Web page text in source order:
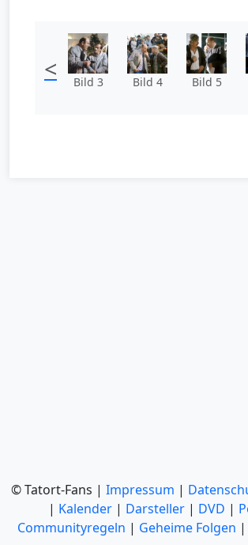
< Bild 3 Bild 4 Bild 5
© Tatort-Fans | Impressum |
| Kalender | Darsteller | DVD |
Communityregeln | Geheime Folgen |